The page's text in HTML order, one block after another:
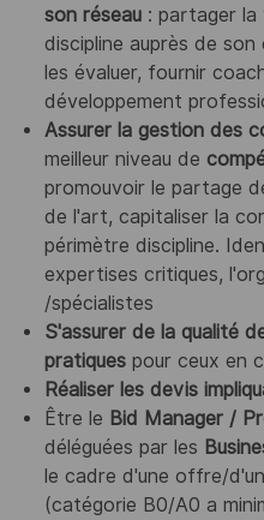
son réseau: partager la
discipline auprès de
les évaluer, fournir
développement
Assurer la gestion des
meilleur niveau de
promouvoir le partage
de l'art, capitaliser la
périmètre discipline.
expertises critiques,
/spécialistes
S'assurer de la qualité
pratiques pour ceux en
Réaliser les devis
Être le Bid Manager /
déléguées par les
le cadre d'une offre/
(catégorie B0/A0 a